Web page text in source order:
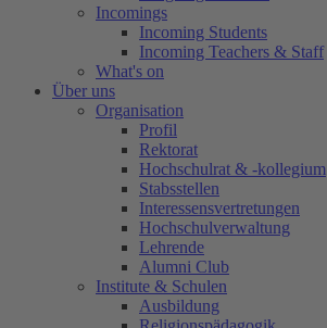
Incomings
Incoming Students
Incoming Teachers & Staff
What's on
Über uns
Organisation
Profil
Rektorat
Hochschulrat & -kollegium
Stabsstellen
Interessensvertretungen
Hochschulverwaltung
Lehrende
Alumni Club
Institute & Schulen
Ausbildung